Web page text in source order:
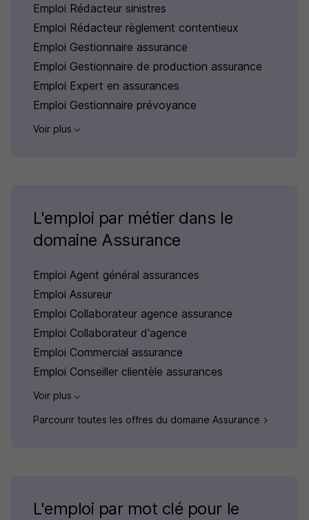
Emploi Rédacteur sinistres
Emploi Rédacteur règlement contentieux
Emploi Gestionnaire assurance
Emploi Gestionnaire de production assurance
Emploi Expert en assurances
Emploi Gestionnaire prévoyance
Voir plus
L'emploi par métier dans le
domaine Assurance
Emploi Agent général assurances
Emploi Assureur
Emploi Collaborateur agence assurance
Emploi Collaborateur d'agence
Emploi Commercial assurance
Emploi Conseiller clientèle assurances
Voir plus
Parcourir toutes les offres du domaine Assurance
L'emploi par mot clé pour le